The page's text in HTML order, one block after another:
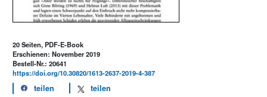
20 Seiten, PDF-E-Book
Erschienen: November 2019
Bestell-Nr.: 20641
https://doi.org/10.30820/1613-2637-2019-4-387
teilen teilen